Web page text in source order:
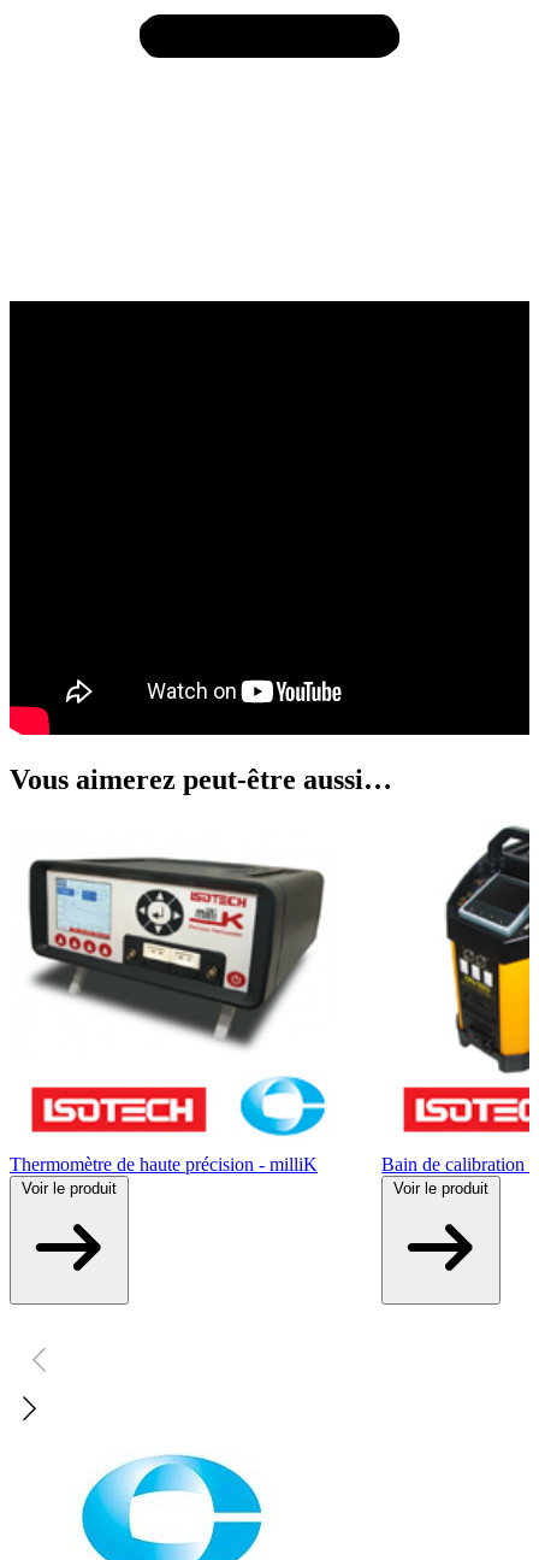
Vous aimerez peut-être aussi…
Thermomètre de haute précision - milliK
Voir le produit
Bain de calibration
Voir le produit